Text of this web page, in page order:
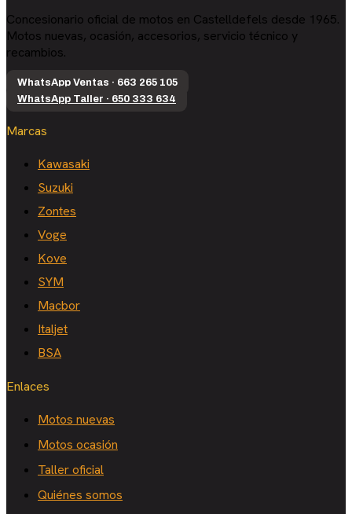
Concesionario oficial de motos en Castelldefels desde 1965.
Motos nuevas, ocasión, accesorios, servicio técnico y
recambios.
WhatsApp Ventas · 663 265 105
WhatsApp Taller · 650 333 634
Marcas
Kawasaki
Suzuki
Zontes
Voge
Kove
SYM
Macbor
Italjet
BSA
Enlaces
Motos nuevas
Motos ocasión
Taller oficial
Quiénes somos